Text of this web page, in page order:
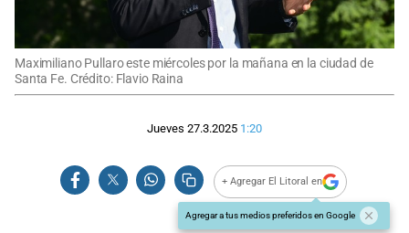
Maximiliano Pullaro este miércoles por la mañana en la ciudad de
Santa Fe. Crédito: Flavio Raina
Jueves 27.3.2025 1:20
+ Agregar El Litoral en
Agregar a tus medios preferidos en Google